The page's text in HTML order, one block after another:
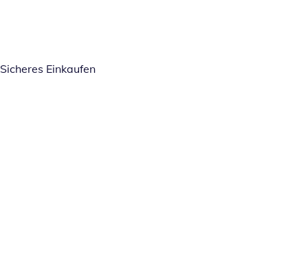
Sicheres Einkaufen